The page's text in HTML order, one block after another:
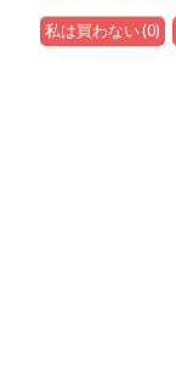
私は買わない(0)